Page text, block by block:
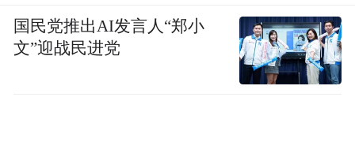
国民党推出AI发言人“郑小
文”迎战民进党